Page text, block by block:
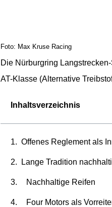
Foto: Max Kruse Racing
Die Nürburgring
AT-Klasse (Alternative
Inhaltsverzeichnis
Offenes Reglement als
Lange Tradition
Nachhaltige Reifen
Four Motors als